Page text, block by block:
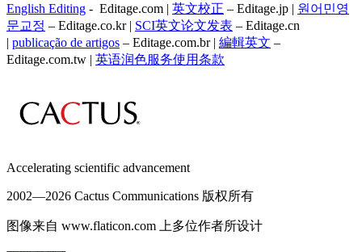
English Editing - Editage.com | 英文校正 – Editage.jp | 원어민영
문교정 – Editage.co.kr | SCI英文论文发表 – Editage.cn
| publicação de artigos – Editage.com.br | 編輯英文 –
Editage.com.tw | 英语润色服务使用条款
Accelerating scientific advancement
2002—2026 Cactus Communications 版权所有
图像来自 www.flaticon.com 上多位作者所设计